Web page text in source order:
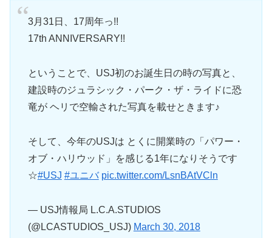
3月31日、17周年っ!!
17th ANNIVERSARY!!
ということで、USJ初のお誕生日の時の写真と、
建設時のジュラシック・パーク・ザ・ライドに恐
竜が ヘリで空輸された写真を載せときます♪
そして、今年のUSJは とくに開業時の「パワー・
オブ・ハリウッド」を感じる1年になりそうです
☆#USJ #ユニバ pic.twitter.com/LsnBAtVCln
— USJ情報局 L.C.A.STUDIOS
(@LCASTUDIOS_USJ) March 30, 2018